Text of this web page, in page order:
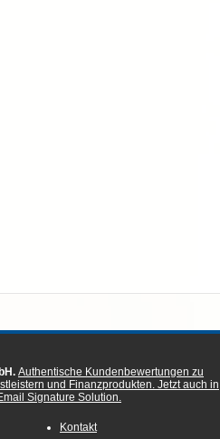
Authentische Kundenbewertungen zu
und Finanzprodukten. Jetzt auch in
Signature Solution.
Kontakt